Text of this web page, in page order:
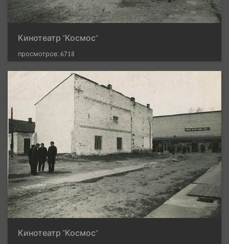
Кинотеатр "Космос"
просмотров: 6718
Кинотеатр "Космос"